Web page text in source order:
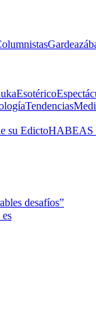
Esotérico
Tendencias
su EdictoHABEAS
desafíos”